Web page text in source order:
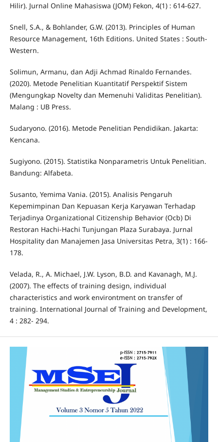
Hilir). Jurnal Online Mahasiswa (JOM) Fekon, 4(1) : 614-627.
Snell, S.A., & Bohlander, G.W. (2013). Principles of Human
Resource Management, 16th Editions. United States : South-
Western.
Solimun, Armanu, dan Adji Achmad Rinaldo Fernandes.
(2020). Metode Penelitian Kuantitatif Perspektif Sistem
(Mengungkap Novelty dan Memenuhi Validitas Penelitian).
Malang : UB Press.
Sudaryono. (2016). Metode Penelitian Pendidikan. Jakarta:
Kencana.
Sugiyono. (2015). Statistika Nonparametris Untuk Penelitian.
Bandung: Alfabeta.
Susanto, Yemima Vania. (2015). Analisis Pengaruh
Kepemimpinan Dan Kepuasan Kerja Karyawan Terhadap
Terjadinya Organizational Citizenship Behavior (Ocb) Di
Restoran Hachi-Hachi Tunjungan Plaza Surabaya. Jurnal
Hospitality dan Manajemen Jasa Universitas Petra, 3(1) : 166-
178.
Velada, R., A. Michael, J.W. Lyson, B.D. and Kavanagh, M.J.
(2007). The effects of training design, individual
characteristics and work environtment on transfer of
training. International Journal of Training and Development,
4 : 282- 294.